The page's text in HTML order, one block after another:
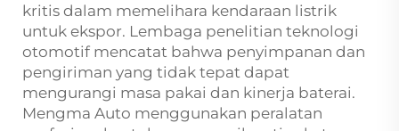
kritis dalam memelihara kendaraan listrik
untuk ekspor. Lembaga penelitian teknologi
otomotif mencatat bahwa penyimpanan dan
pengiriman yang tidak tepat dapat
mengurangi masa pakai dan kinerja baterai.
Mengma Auto menggunakan peralatan